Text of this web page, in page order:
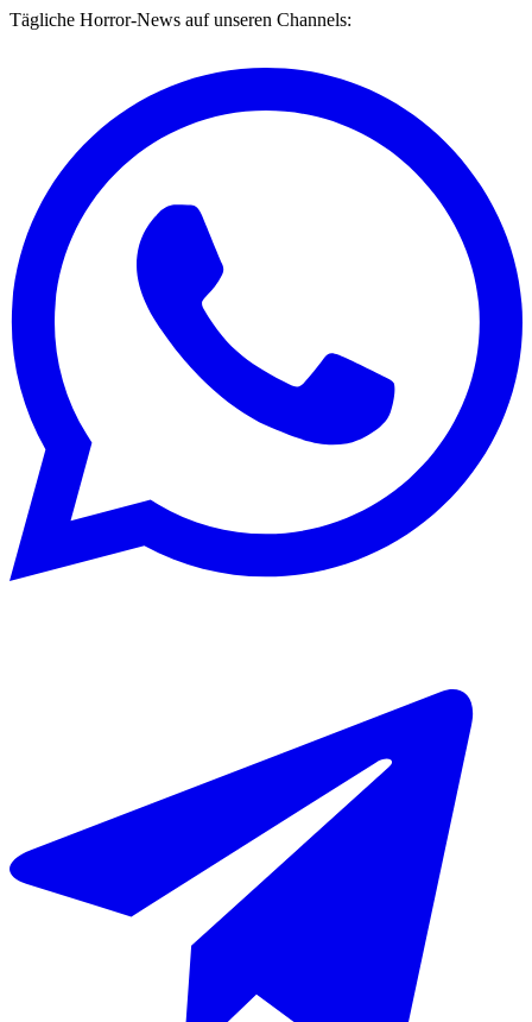
Tägliche Horror-News auf unseren Channels: